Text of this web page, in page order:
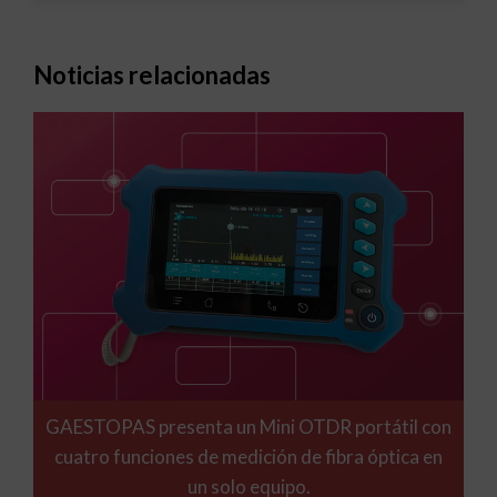
Noticias relacionadas
GAESTOPAS presenta un Mini OTDR portátil con
cuatro funciones de medición de fibra óptica en
un solo equipo.